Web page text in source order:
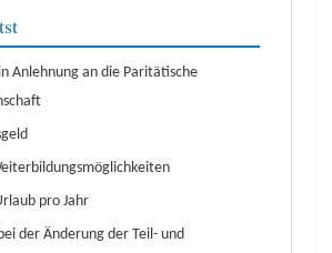
Anlehnung an die Paritätische
pro Jahr
der Änderung der Teil- und